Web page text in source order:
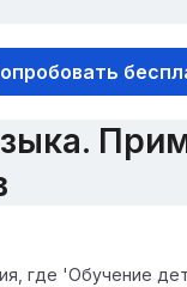
русского
где 'Обучение